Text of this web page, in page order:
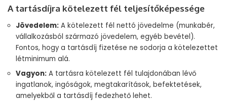
A tartásdíjra kötelezett fél teljesítőképessége
Jövedelem: A kötelezett fél nettó jövedelme (munkabér,
vállalkozásból származó jövedelem, egyéb bevétel).
Fontos, hogy a tartásdíj fizetése ne sodorja a kötelezettet
létminimum alá.
Vagyon: A tartásra kötelezett fél tulajdonában lévő
ingatlanok, ingóságok, megtakarítások, befektetések,
amelyekből a tartásdíj fedezhető lehet.